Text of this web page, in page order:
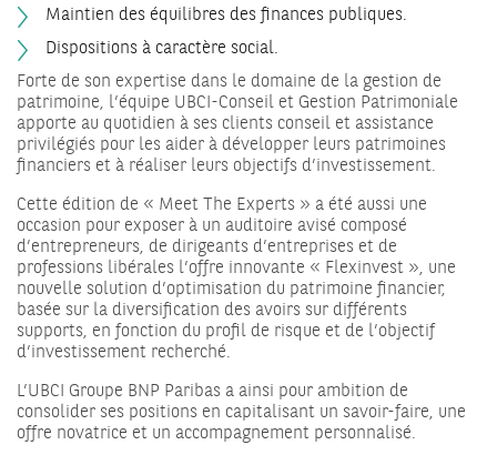
Maintien des équilibres des finances publiques.
Dispositions à caractère social.
Forte de son expertise dans le domaine de la gestion de
patrimoine, l’équipe UBCI-Conseil et Gestion Patrimoniale
apporte au quotidien à ses clients conseil et assistance
privilégiés pour les aider à développer leurs patrimoines
financiers et à réaliser leurs objectifs d’investissement.
Cette édition de « Meet The Experts » a été aussi une
occasion pour exposer à un auditoire avisé composé
d’entrepreneurs, de dirigeants d’entreprises et de
professions libérales l’offre innovante « Flexinvest », une
nouvelle solution d’optimisation du patrimoine financier,
basée sur la diversification des avoirs sur différents
supports, en fonction du profil de risque et de l’objectif
d’investissement recherché.
L’UBCI Groupe BNP Paribas a ainsi pour ambition de
consolider ses positions en capitalisant un savoir-faire, une
offre novatrice et un accompagnement personnalisé.